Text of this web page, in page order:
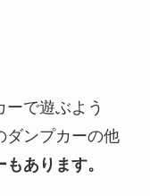
で遊ぶよう
ダンプカーの他
あります。